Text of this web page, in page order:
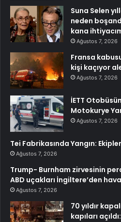
Suna Selen
neden
kana
Ağustos 7, 2026
Fransa
kişi kaçıyor
Ağustos 7, 2026
İETT
Motokurye
Ağustos 7, 2026
Tei Fabrikasında Yangın:
Ağustos 7, 2026
Trump- Burnham zirvesinin
ABD uçakları İngiltere’den
Ağustos 7, 2026
70 yıldır
kapıları